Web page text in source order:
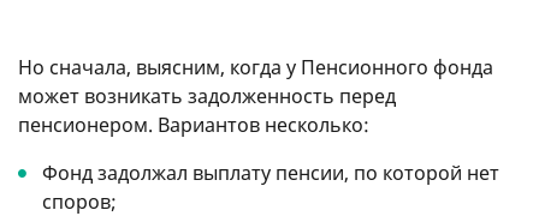
Но сначала, выясним, когда у Пенсионного фонда
может возникать задолженность перед
пенсионером. Вариантов несколько:
Фонд задолжал выплату пенсии, по которой нет
споров;